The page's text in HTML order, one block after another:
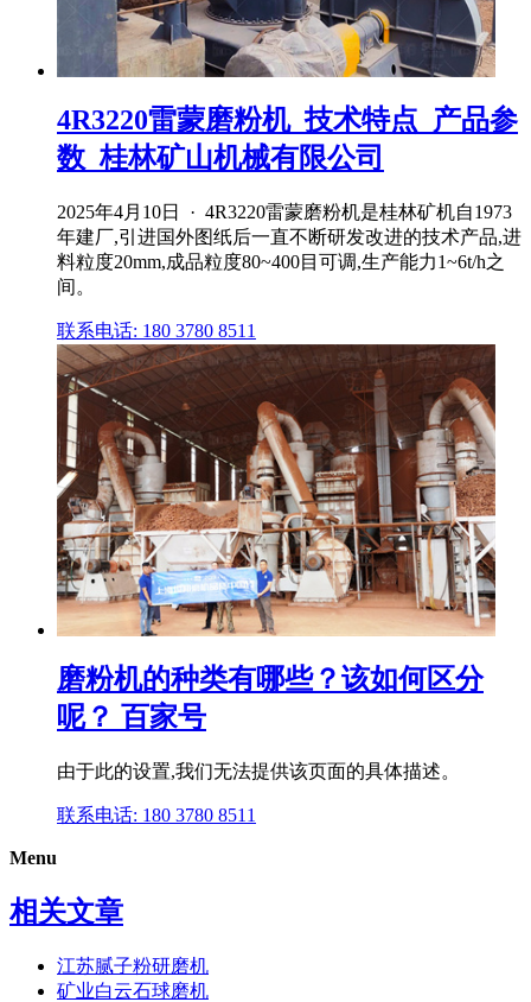
4R3220雷蒙磨粉机_技术特点_产品参
数_桂林矿山机械有限公司
2025年4月10日 · 4R3220雷蒙磨粉机是桂林矿机自1973
年建厂,引进国外图纸后一直不断研发改进的技术产品,进
料粒度20mm,成品粒度80~400目可调,生产能力1~6t/h之
间。
联系电话: 180 3780 8511
磨粉机的种类有哪些？该如何区分
呢？ 百家号
由于此的设置,我们无法提供该页面的具体描述。
联系电话: 180 3780 8511
Menu
相关文章
江苏腻子粉研磨机
矿业白云石球磨机